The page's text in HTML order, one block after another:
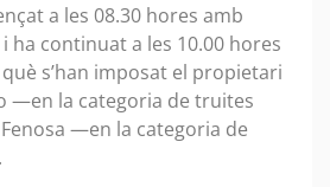
a les 08.30 hores amb
ha continuat a les 10.00 hores
s’han imposat el propietari
—en la categoria de truites
—en la categoria de